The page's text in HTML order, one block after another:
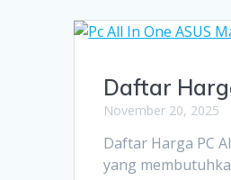
Daftar
November 20, 2025
Daftar Harga PC
yang